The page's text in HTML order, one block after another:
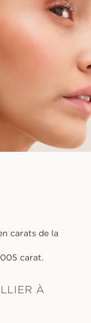
carats de la
carat.
À